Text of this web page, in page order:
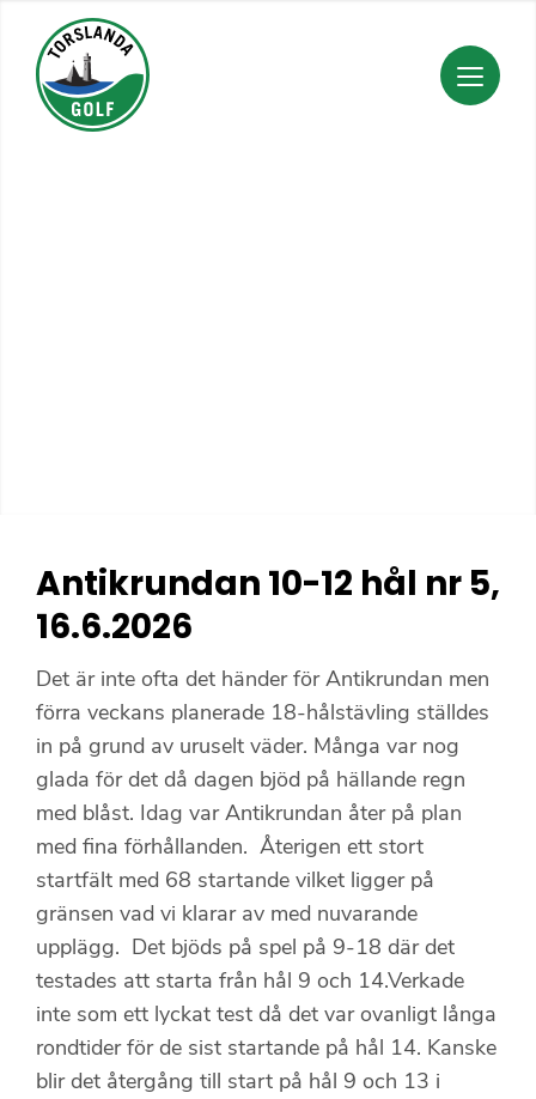
Antikrundan 10-12 hål nr 5,
16.6.2026
Det är inte ofta det händer för Antikrundan men
förra veckans planerade 18-hålstävling ställdes
in på grund av uruselt väder. Många var nog
glada för det då dagen bjöd på hällande regn
med blåst. Idag var Antikrundan åter på plan
med fina förhållanden. Återigen ett stort
startfält med 68 startande vilket ligger på
gränsen vad vi klarar av med nuvarande
upplägg. Det bjöds på spel på 9-18 där det
testades att starta från hål 9 och 14.Verkade
inte som ett lyckat test då det var ovanligt långa
rondtider för de sist startande på hål 14. Kanske
blir det återgång till start på hål 9 och 13 i